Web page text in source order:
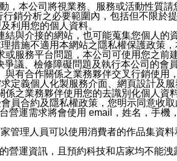
，本公司將視業務、服務或活動性質
銷分析之必要範圍內，包括但不限
利用您的個人資料。
與介接的網站，也可能蒐集您個人
措施不適用本網站之隱私權保護政策
服務平台問題，本公司可使用您之
議、檢修障礙問題及執行本公司的會
有合作關係之業務夥伴交叉行銷使
定義個人化製服務介面、網頁設計及
之業務夥伴使用您的去識別化個人
員合約及隱私權政策，您明示同意收
營運需求將會使用 email，姓名，手
管理人員可以使用消費者的作品集資
營運資訊，且預約科技和店家均不能